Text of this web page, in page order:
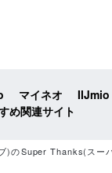
マイネオ IIJmio
め関連サイト
)のSuper Thanks(スー